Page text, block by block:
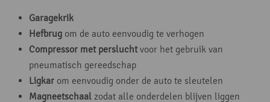
Garagekrik
Hefbrug om de auto eenvoudig te verhogen
Compressor met persluchtvoor het gebruik van
pneumatisch gereedschap
Ligkar om eenvoudig onder de auto te sleutelen
Magneetschaal zodat alle onderdelen blijven liggen